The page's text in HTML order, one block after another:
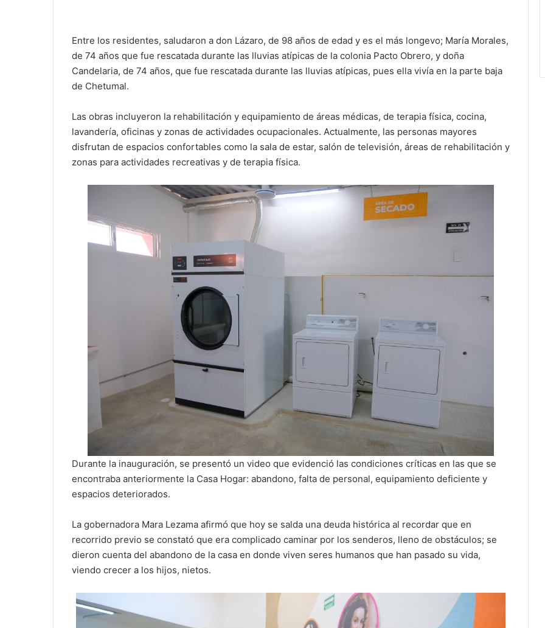
Entre los residentes, saludaron a don Lázaro, de 98 años de edad y es el más longevo; María Morales,
de 74 años que fue rescatada durante las lluvias atípicas de la colonia Pacto Obrero, y doña
Candelaria, de 74 años, que fue rescatada durante las lluvias atípicas, pues ella vivía en la parte baja
de Chetumal.
Las obras incluyeron la rehabilitación y equipamiento de áreas médicas, de terapia física, cocina,
lavandería, oficinas y zonas de actividades ocupacionales. Actualmente, las personas mayores
disfrutan de espacios confortables como la sala de estar, salón de televisión, áreas de rehabilitación y
zonas para actividades recreativas y de terapia física.
Durante la inauguración, se presentó un video que evidenció las condiciones críticas en las que se
encontraba anteriormente la Casa Hogar: abandono, falta de personal, equipamiento deficiente y
espacios deteriorados.
La gobernadora Mara Lezama afirmó que hoy se salda una deuda histórica al recordar que en
recorrido previo se constató que era complicado caminar por los senderos, lleno de obstáculos; se
dieron cuenta del abandono de la casa en donde viven seres humanos que han pasado su vida,
viendo crecer a los hijos, nietos.